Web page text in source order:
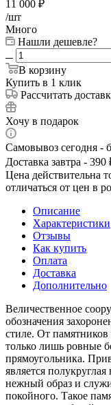
11 000 ₽
/шт
Много
Нашли дешевле?
В корзину
Купить в 1 клик
Рассчитать
Хочу в подарок
Самовывоз сегодня -
Доставка завтра - 390
Цена действительна
отличаться от цен в
Описание
Характеристики
Отзывы
Как купить
Оплата
Доставка
Дополнительно
Величественное
обозначения
стиле. От
только лишь ровные
прямоугольника.
является
нежный образ и
покойного. Такое